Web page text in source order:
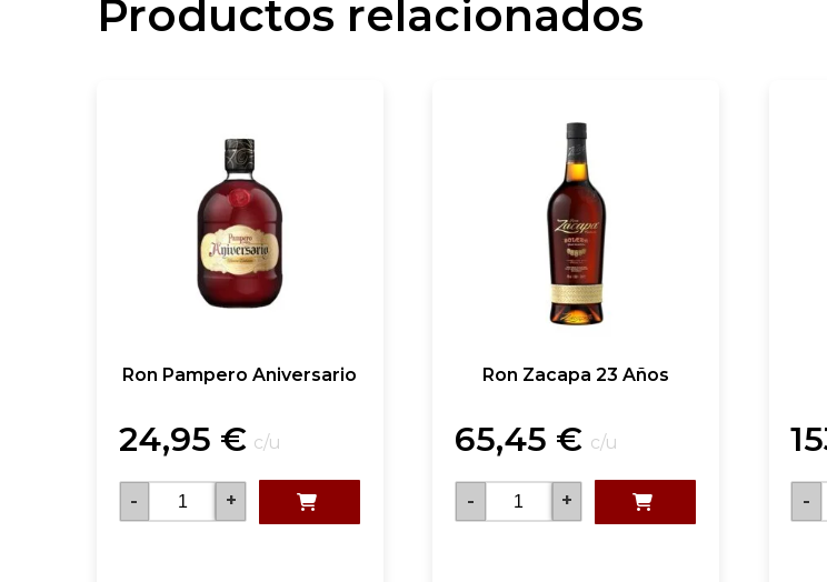
Productos relacionados
Ron Pampero Aniversario
24,95 € c/u
- +
Ron Zacapa 23 Años
65,45 € c/u
- + -